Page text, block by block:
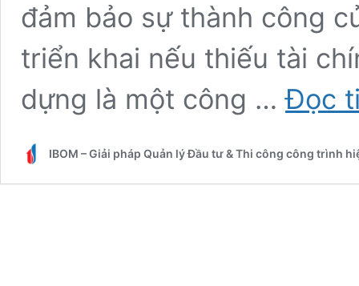
đảm bảo sự thành công
triển khai nếu thiếu tài
dựng là một công …Đọc
IBOM – Giải pháp Quản lý Đầu tư & Thi công công trình